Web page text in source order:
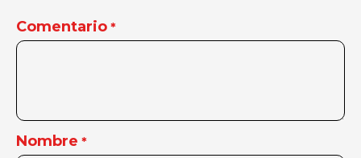
Comentario *
Nombre *